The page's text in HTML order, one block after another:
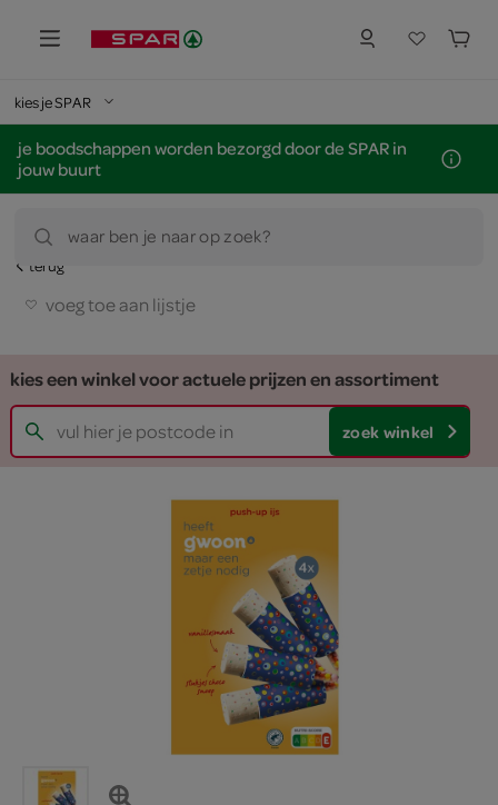
kies je SPAR
je boodschappen worden bezorgd door de SPAR in
jouw buurt
waar ben je naar op zoek?
terug
voeg toe aan lijstje
kies een winkel voor actuele prijzen en assortiment
zoek winkel